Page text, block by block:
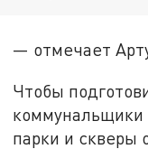
— отмечает
Чтобы
коммунальщики
парки и скверы